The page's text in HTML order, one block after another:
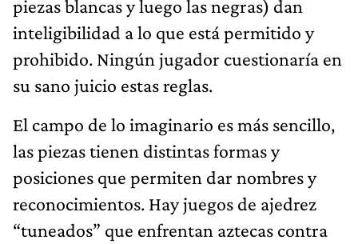
piezas blancas y luego las negras) dan
inteligibilidad a lo que está permitido y
prohibido. Ningún jugador cuestionaría en
su sano juicio estas reglas.
El campo de lo imaginario es más sencillo,
las piezas tienen distintas formas y
posiciones que permiten dar nombres y
reconocimientos. Hay juegos de ajedrez
“tuneados” que enfrentan aztecas contra